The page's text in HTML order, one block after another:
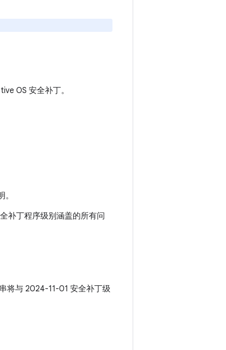
OS 安全补丁。
补丁程序级别涵盖的所有问
将与 2024-11-01 安全补丁级